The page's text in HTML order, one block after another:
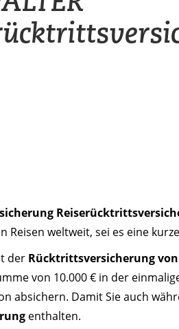
Reisen weltweit, sei es eine
der Rücktrittsversicherung von
von 10.000 € in der
absichern. Damit Sie auch
enthalten.